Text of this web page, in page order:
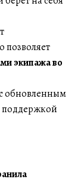
позволяет
экипажа во
обновленным
поддержкой